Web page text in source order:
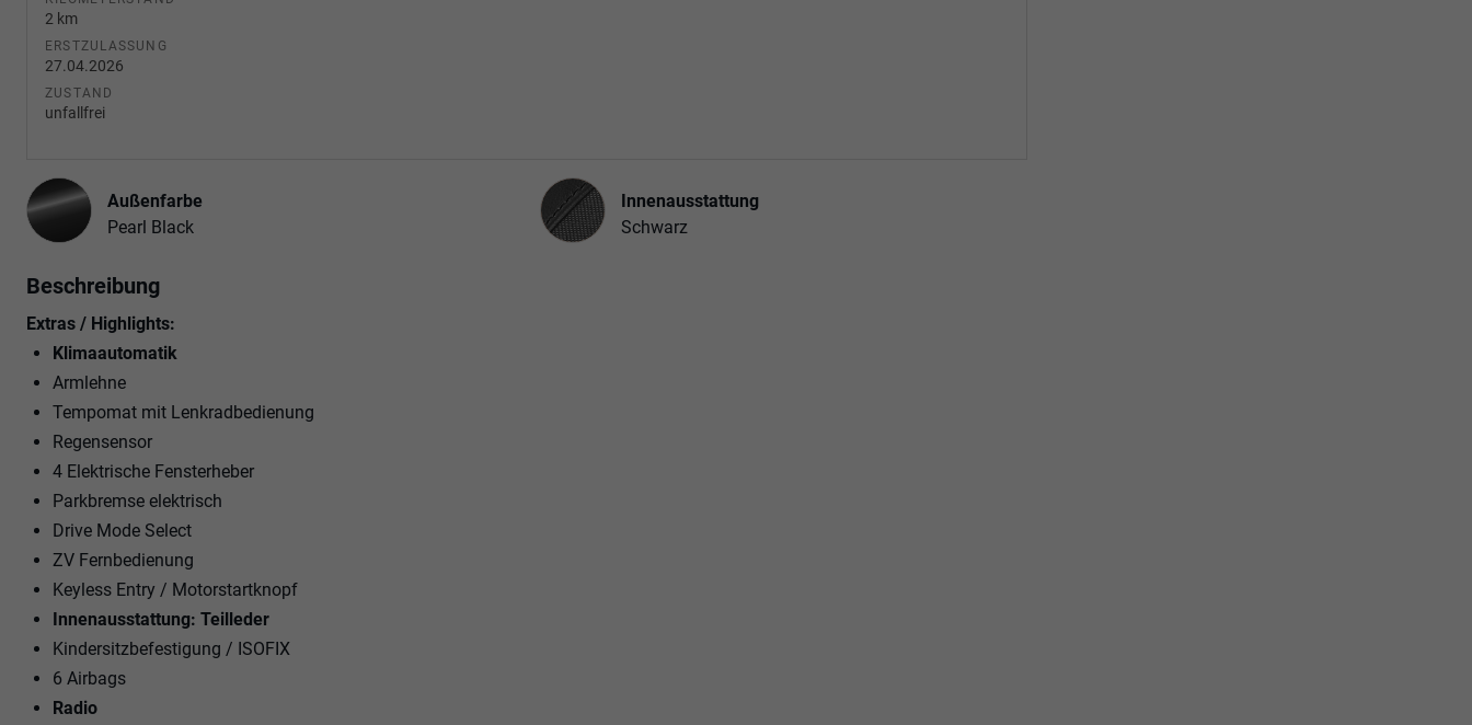
2 km
ERSTZULASSUNG
27.04.2026
ZUSTAND
unfallfrei
Außenfarbe
Pearl Black
Innenausstattung
Innenausstattung
Schwarz
Beschreibung
Extras / Highlights:
Klimaautomatik
Armlehne
Tempomat mit Lenkradbedienung
Regensensor
4 Elektrische Fensterheber
Parkbremse elektrisch
Drive Mode Select
ZV Fernbedienung
Keyless Entry / Motorstartknopf
Innenausstattung: Teilleder
Kindersitzbefestigung / ISOFIX
6 Airbags
Radio